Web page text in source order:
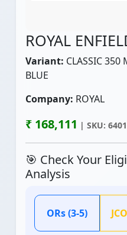
ROYAL
Variant: CLASSIC 350
BLUE
Company: ROYAL
₹ 168,111 | SKU:
🎯 Check Your
Analysis
ORs (3-5)